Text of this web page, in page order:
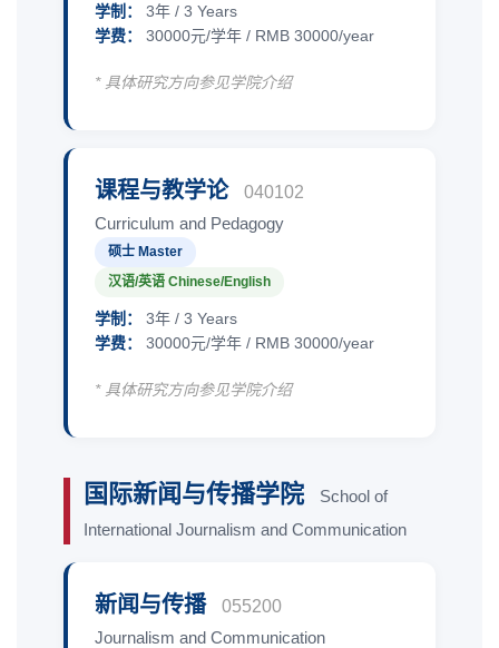
学制：
3年 / 3 Years
学费：
30000元/学年 / RMB 30000/year
* 具体研究方向参见学院介绍
课程与教学论
040102
Curriculum and Pedagogy
硕士 Master
汉语/英语 Chinese/English
学制：
3年 / 3 Years
学费：
30000元/学年 / RMB 30000/year
* 具体研究方向参见学院介绍
国际新闻与传播学院
School of
International Journalism and Communication
新闻与传播
055200
Journalism and Communication